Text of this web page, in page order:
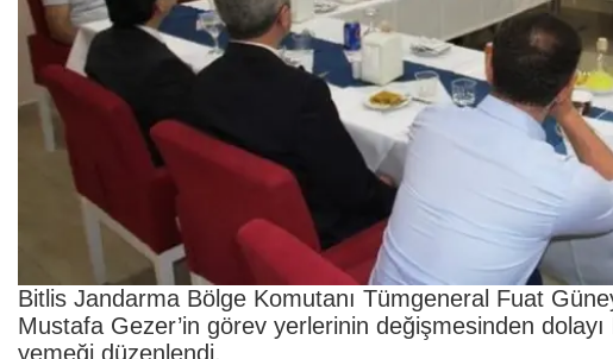
Bitlis Jandarma Bölge Komutanı Tümgeneral Fuat
Mustafa Gezer’in görev yerlerinin değişmesinden
yemeği düzenlendi.